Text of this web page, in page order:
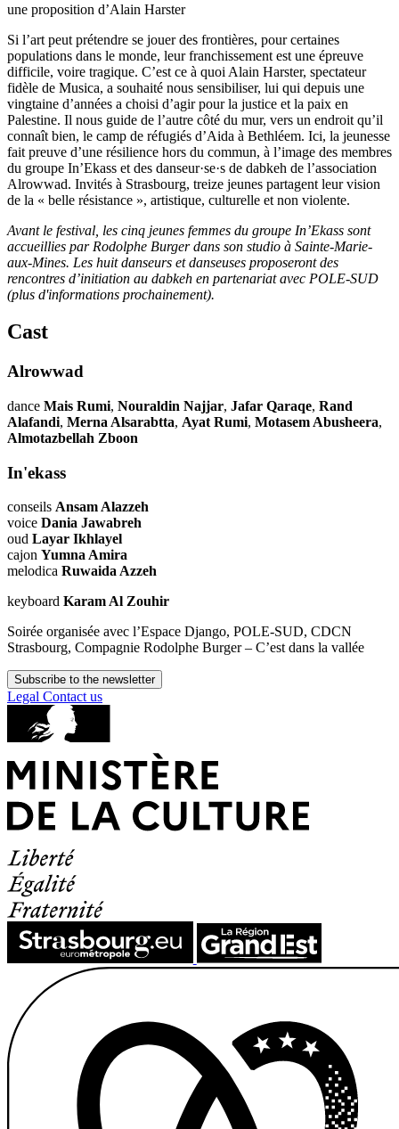
une proposition d’Alain Harster
Si l’art peut prétendre se jouer des frontières, pour certaines
populations dans le monde, leur franchissement est une épreuve
difficile, voire tragique. C’est ce à quoi Alain Harster, spectateur
fidèle de Musica, a souhaité nous sensibiliser, lui qui depuis une
vingtaine d’années a choisi d’agir pour la justice et la paix en
Palestine. Il nous guide de l’autre côté du mur, vers un endroit qu’il
connaît bien, le camp de réfugiés d’Aida à Bethléem. Ici, la jeunesse
fait preuve d’une résilience hors du commun, à l’image des membres
du groupe In’Ekass et des danseur·se·s de dabkeh de l’association
Alrowwad. Invités à Strasbourg, treize jeunes partagent leur vision
de la « belle résistance », artistique, culturelle et non violente.
Avant le festival, les cinq jeunes femmes du groupe In’Ekass sont
accueillies par Rodolphe Burger dans son studio à Sainte-Marie-
aux-Mines. Les huit danseurs et danseuses proposeront des
rencontres d’initiation au dabkeh en partenariat avec POLE-SUD
(plus d'informations prochainement).
Cast
Alrowwad
dance Mais Rumi, Nouraldin Najjar, Jafar Qaraqe, Rand
Alafandi, Merna Alsarabtta, Ayat Rumi, Motasem Abusheera,
Almotazbellah Zboon
In'ekass
conseils Ansam Alazzeh
voice Dania Jawabreh
oud Layar Ikhlayel
cajon Yumna Amira
melodica Ruwaida Azzeh
keyboard Karam Al Zouhir
Soirée organisée avec l’Espace Django, POLE-SUD, CDCN
Strasbourg, Compagnie Rodolphe Burger – C’est dans la vallée
Subscribe to the newsletter
Legal Contact us